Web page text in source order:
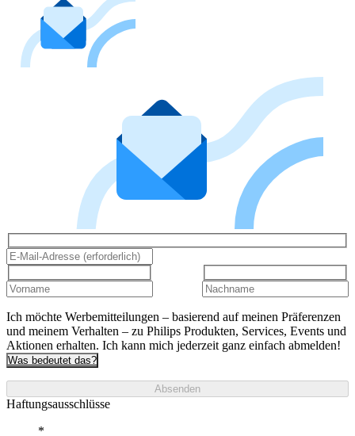
Ich möchte Werbemitteilungen – basierend auf meinen Präferenzen
und meinem Verhalten – zu Philips Produkten, Services, Events und
Aktionen erhalten. Ich kann mich jederzeit ganz einfach abmelden!
Was bedeutet das?
Absenden
Haftungsausschlüsse